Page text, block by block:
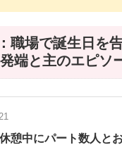
職場で誕生日を
端と主のエピソ
憩中にパート数人と